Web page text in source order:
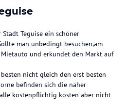
Teguise ein schöner
man unbedingt besuchen,am
und erkundet den Markt auf
nicht gleich den erst besten
befinden sich die näher
kostenpflichtig kosten aber nicht